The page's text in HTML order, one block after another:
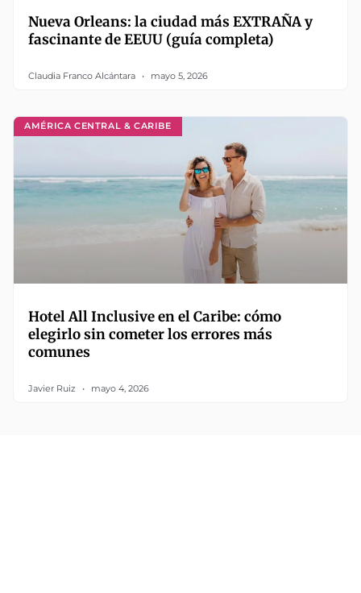
Nueva Orleans: la ciudad más EXTRAÑA y
fascinante de EEUU (guía completa)
Claudia Franco Alcántara mayo 5, 2026
AMÉRICA CENTRAL & CARIBE
Hotel All Inclusive en el Caribe: cómo
elegirlo sin cometer los errores más
comunes
Javier Ruiz mayo 4, 2026